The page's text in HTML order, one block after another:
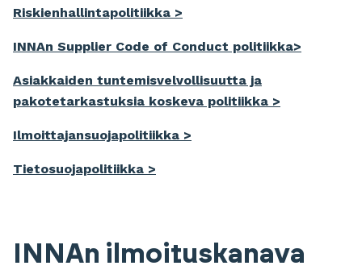
Riskienhallintapolitiikka >
INNAn Supplier Code of Conduct politiikka>
Asiakkaiden tuntemisvelvollisuutta ja
pakotetarkastuksia koskeva politiikka >
Ilmoittajansuojapolitiikka >
Tietosuojapolitiikka >
INNAn ilmoituskanava